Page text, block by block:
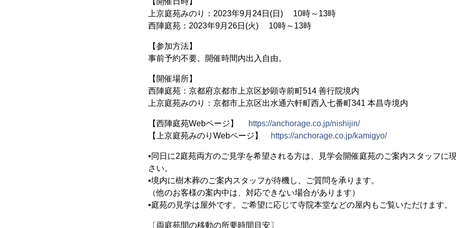
上京庭苑みのり：2023年9月24日(日) 10時～13時
西陣庭苑：2023年9月26日(火) 10時～13時
【参加方法】
事前予約不要。開催時間内出入自由。
【開催場所】
西陣庭苑：京都府京都市上京区妙顕寺前町514 善行院境内
上京庭苑みのり：京都市上京区出水通六軒町西入七番町341 本昌寺境内
【西陣庭苑Webページ】
https://anchorage.co.jp/nishijin/
【上京庭苑みのりWebページ】
https://anchorage.co.jp/kamigyo/
▪同日に2庭苑両方のご見学を希望される方は、見学会開催庭苑のご案内スタッフに
さい。
▪境内に樹木葬のご案内スタッフが待機し、ご質問を承ります。
（他のお客様の案内中は、対応できない場合があります）
▪庭苑の見学は屋外です。ご希望に応じて寺院本堂などの屋内もご覧いただけます。
〔両庭苑間の移動の所要時間目安〕